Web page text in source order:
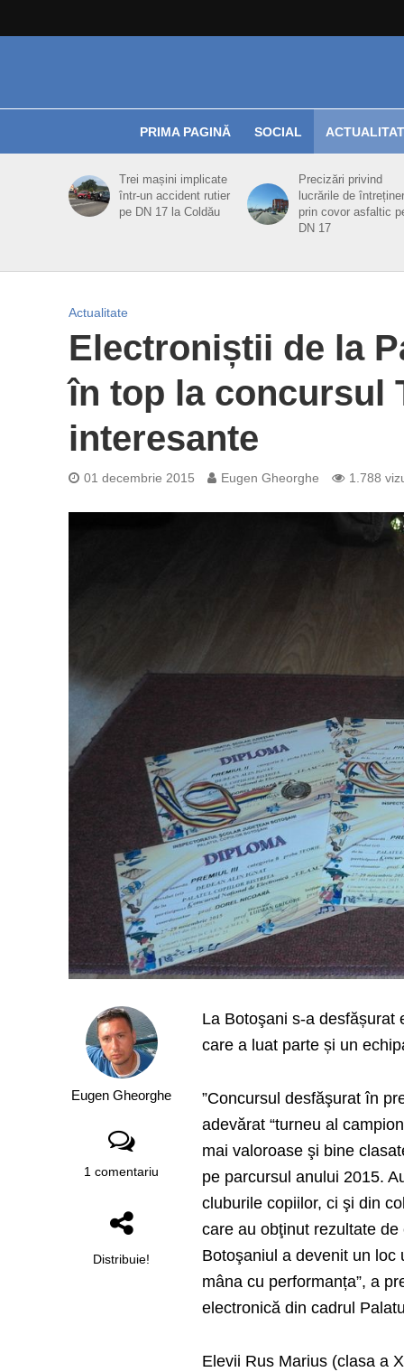
PRIMA PAGINĂ SOCIAL
Trei mașini implicate
într-un accident rutier
pe DN 17 la Coldău
Precizări privind
lucrările de
prin covor asfaltic
DN 17
Actualitate
Electroniștii de la
în top la concursul
interesante
01 decembrie 2015 Eugen Gheorghe 1.788
Eugen Gheorghe
1 comentariu
Distribuie!
La Botoşani s-a desfășurat
care a luat parte și un
”Concursul desfăşurat în
adevărat “turneu al
mai valoroase şi bine
pe parcursul anului 2015.
cluburile copiilor, ci şi din
care au obţinut rezultate
Botoşaniul a devenit un
mâna cu performanța”, a
electronică din cadrul
Elevii Rus Marius (clasa a